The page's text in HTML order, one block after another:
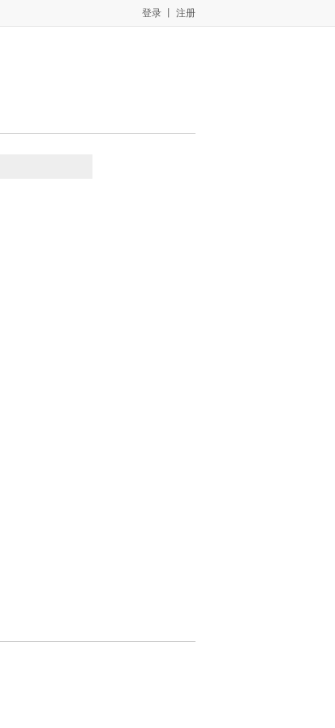
登录 丨 注册